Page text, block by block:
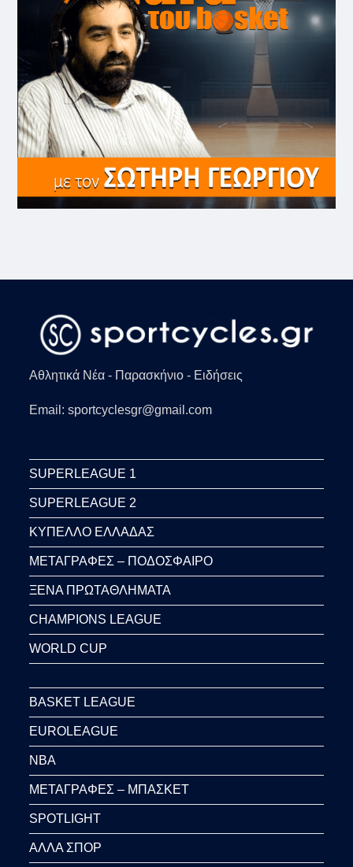
Αθλητικά Νέα - Παρασκήνιο - Ειδήσεις
Email: sportcyclesgr@gmail.com
SUPERLEAGUE 1
SUPERLEAGUE 2
ΚΥΠΕΛΛΟ ΕΛΛΑΔΑΣ
ΜΕΤΑΓΡΑΦΕΣ – ΠΟΔΟΣΦΑΙΡΟ
ΞΕΝΑ ΠΡΩΤΑΘΛΗΜΑΤΑ
CHAMPIONS LEAGUE
WORLD CUP
BASKET LEAGUE
EUROLEAGUE
NBA
ΜΕΤΑΓΡΑΦΕΣ – ΜΠΑΣΚΕΤ
SPOTLIGHT
ΑΛΛΑ ΣΠΟΡ